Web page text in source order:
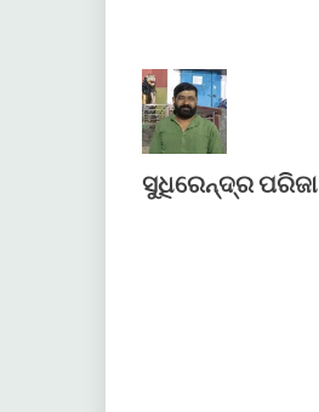
ସୁଧିରେନ୍ଦ୍ର ପରିଜା